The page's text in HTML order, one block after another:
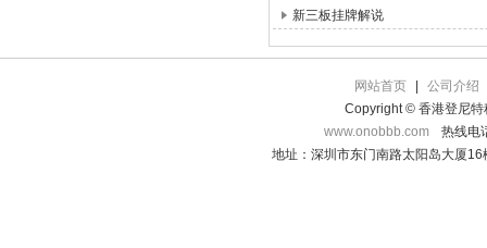
新三板挂牌解说
网站首页
公司介绍
Copyright © 香港登尼特
www.onobbb.com
热线电
地址：深圳市东门南路太阳岛大厦